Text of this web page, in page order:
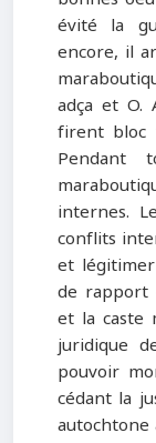
évité la
encore, il
adça et O.
firent bloc
Pendant
internes.
conflits
et
de rapport
et la caste
juridique
pouvoir
cédant la
autochtone